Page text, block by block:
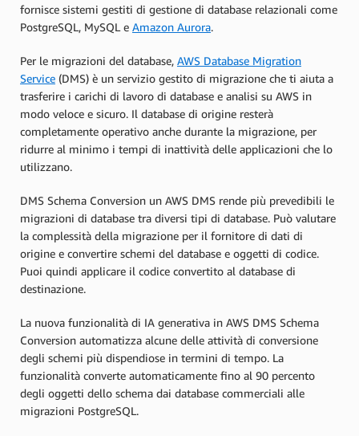
fornisce sistemi gestiti di gestione di database relazionali come
PostgreSQL, MySQL e Amazon Aurora.
Per le migrazioni del database, AWS Database Migration
Service (DMS) è un servizio gestito di migrazione che ti aiuta a
trasferire i carichi di lavoro di database e analisi su AWS in
modo veloce e sicuro. Il database di origine resterà
completamente operativo anche durante la migrazione, per
ridurre al minimo i tempi di inattività delle applicazioni che lo
utilizzano.
DMS Schema Conversion un AWS DMS rende più prevedibili le
migrazioni di database tra diversi tipi di database. Può valutare
la complessità della migrazione per il fornitore di dati di
origine e convertire schemi del database e oggetti di codice.
Puoi quindi applicare il codice convertito al database di
destinazione.
La nuova funzionalità di IA generativa in AWS DMS Schema
Conversion automatizza alcune delle attività di conversione
degli schemi più dispendiose in termini di tempo. La
funzionalità converte automaticamente fino al 90 percento
degli oggetti dello schema dai database commerciali alle
migrazioni PostgreSQL.